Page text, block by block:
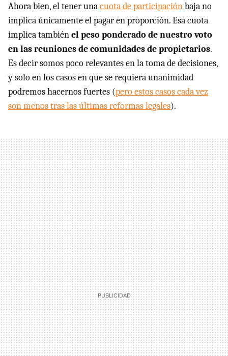
Ahora bien, el tener unacuota de participaciónbaja no
implica únicamente el pagar en proporción. Esa cuota
implica tambiénel peso ponderado de nuestro voto
en las reuniones de comunidades de propietarios.
Es decir somos poco relevantes en la toma de decisiones,
y solo en los casos en que se requiera unanimidad
podremos hacernos fuertes (pero estos casos cada vez
son menos tras las últimas reformas legales).